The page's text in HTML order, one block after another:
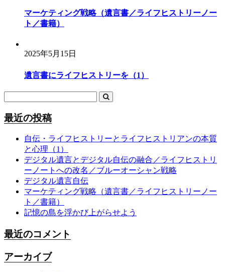
マーケティング戦略（遺言書／ライフヒストリーノー
ト／書籍）
2025年5月15日
遺言書にライフヒストリーを（1）
最近の投稿
自伝・ライフヒストリーとライフヒストリアンの本質
と心理（1）
デジタル遺言とデジタル自伝の融合／ライフヒストリ
ーノートへの改名／ブルーオーシャン戦略
デジタル遺言自伝
マーケティング戦略（遺言書／ライフヒストリーノー
ト／書籍）
記憶の島を浮かび上がらせよう
最近のコメント
アーカイブ